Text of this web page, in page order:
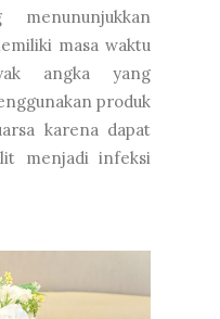
masa waktu
angka yang
produk
karena dapat
menjadi infeksi